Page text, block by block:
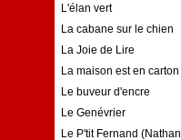
L'élan vert
La cabane sur le chien
La Joie de Lire
La maison est en carton
Le buveur d'encre
Le Genévrier
Le P'tit Fernand (Nathan